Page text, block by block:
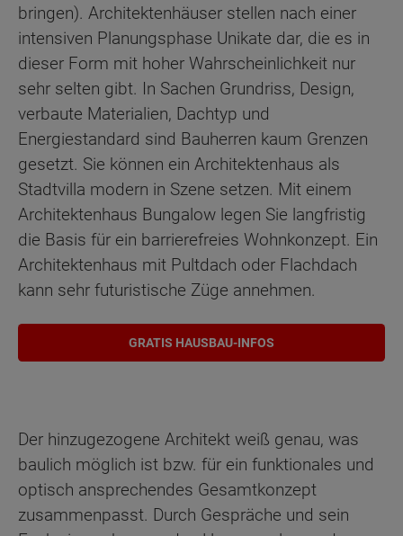
bringen). Architektenhäuser stellen nach einer
intensiven Planungsphase Unikate dar, die es in
dieser Form mit hoher Wahrscheinlichkeit nur
sehr selten gibt. In Sachen Grundriss, Design,
verbaute Materialien, Dachtyp und
Energiestandard sind Bauherren kaum Grenzen
gesetzt. Sie können ein Architektenhaus als
Stadtvilla modern in Szene setzen. Mit einem
Architektenhaus Bungalow legen Sie langfristig
die Basis für ein barrierefreies Wohnkonzept. Ein
Architektenhaus mit Pultdach oder Flachdach
kann sehr futuristische Züge annehmen.
GRATIS HAUSBAU-INFOS
Der hinzugezogene Architekt weiß genau, was
baulich möglich ist bzw. für ein funktionales und
optisch ansprechendes Gesamtkonzept
zusammenpasst. Durch Gespräche und sein